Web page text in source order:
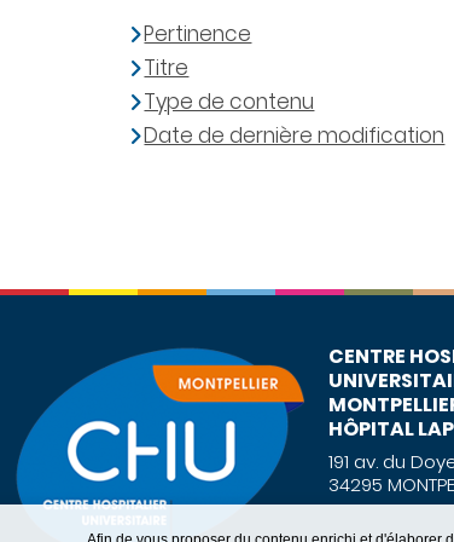
Pertinence
Titre
Type de contenu
Date de dernière modification
CENTRE
HÔPITAL
191 av. du
34295